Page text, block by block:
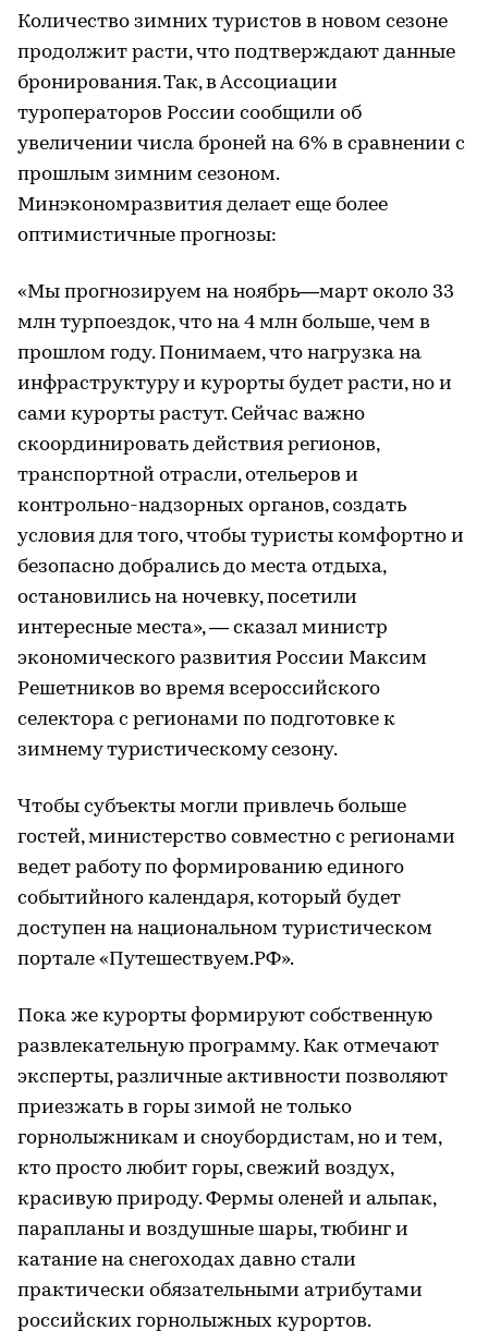
Количество зимних туристов в новом сезоне
продолжит расти, что подтверждают данные
бронирования. Так, в Ассоциации
туроператоров России сообщили об
увеличении числа броней на 6% в сравнении с
прошлым зимним сезоном.
Минэкономразвития делает еще более
оптимистичные прогнозы:
«Мы прогнозируем на ноябрь—март около 33
млн турпоездок, что на 4 млн больше, чем в
прошлом году. Понимаем, что нагрузка на
инфраструктуру и курорты будет расти, но и
сами курорты растут. Сейчас важно
скоординировать действия регионов,
транспортной отрасли, отельеров и
контрольно-надзорных органов, создать
условия для того, чтобы туристы комфортно и
безопасно добрались до места отдыха,
остановились на ночевку, посетили
интересные места», — сказал министр
экономического развития России Максим
Решетников во время всероссийского
селектора с регионами по подготовке к
зимнему туристическому сезону.
Чтобы субъекты могли привлечь больше
гостей, министерство совместно с регионами
ведет работу по формированию единого
событийного календаря, который будет
доступен на национальном туристическом
портале «Путешествуем.РФ».
Пока же курорты формируют собственную
развлекательную программу. Как отмечают
эксперты, различные активности позволяют
приезжать в горы зимой не только
горнолыжникам и сноубордистам, но и тем,
кто просто любит горы, свежий воздух,
красивую природу. Фермы оленей и альпак,
парапланы и воздушные шары, тюбинг и
катание на снегоходах давно стали
практически обязательными атрибутами
российских горнолыжных курортов.